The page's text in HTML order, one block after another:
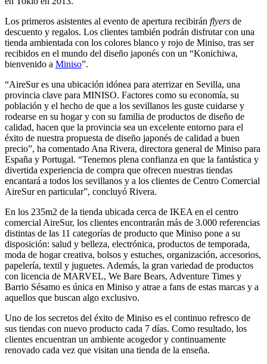
Los primeros asistentes al evento de apertura recibirán flyers de
descuento y regalos. Los clientes también podrán disfrutar con una
tienda ambientada con los colores blanco y rojo de Miniso, tras ser
recibidos en el mundo del diseño japonés con un “Konichiwa,
bienvenido a Miniso”.
“AireSur es una ubicación idónea para aterrizar en Sevilla, una
provincia clave para MINISO. Factores como su economía, su
población y el hecho de que a los sevillanos les guste cuidarse y
rodearse en su hogar y con su familia de productos de diseño de
calidad, hacen que la provincia sea un excelente entorno para el
éxito de nuestra propuesta de diseño japonés de calidad a buen
precio”, ha comentado Ana Rivera, directora general de Miniso para
España y Portugal. “Tenemos plena confianza en que la fantástica y
divertida experiencia de compra que ofrecen nuestras tiendas
encantará a todos los sevillanos y a los clientes de Centro Comercial
AireSur en particular”, concluyó Rivera.
En los 235m2 de la tienda ubicada cerca de IKEA en el centro
comercial AireSur, los clientes encontrarán más de 3.000 referencias
distintas de las 11 categorías de producto que Miniso pone a su
disposición: salud y belleza, electrónica, productos de temporada,
moda de hogar creativa, bolsos y estuches, organización, accesorios,
papelería, textil y juguetes. Además, la gran variedad de productos
con licencia de MARVEL, We Bare Bears, Adventure Times y
Barrio Sésamo es única en Miniso y atrae a fans de estas marcas y a
aquellos que buscan algo exclusivo.
Uno de los secretos del éxito de Miniso es el continuo refresco de
sus tiendas con nuevo producto cada 7 días. Como resultado, los
clientes encuentran un ambiente acogedor y continuamente
renovado cada vez que visitan una tienda de la enseña.